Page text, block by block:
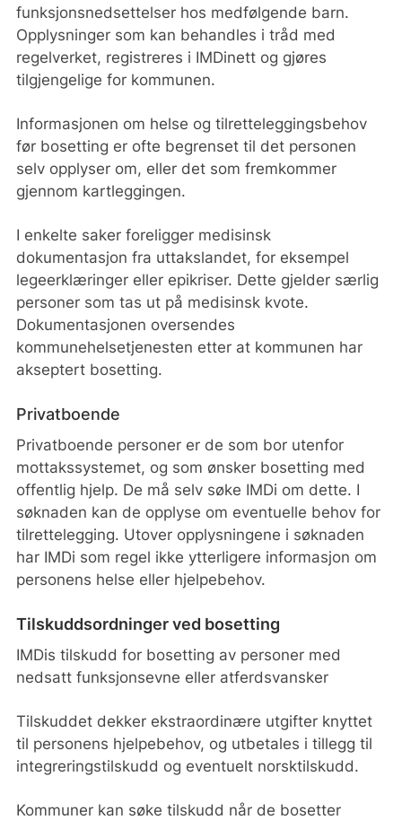
funksjonsnedsettelser hos medfølgende barn.
Opplysninger som kan behandles i tråd med
regelverket, registreres i IMDinett og gjøres
tilgjengelige for kommunen.
Informasjonen om helse og tilretteleggingsbehov
før bosetting er ofte begrenset til det personen
selv opplyser om, eller det som fremkommer
gjennom kartleggingen.
I enkelte saker foreligger medisinsk
dokumentasjon fra uttakslandet, for eksempel
legeerklæringer eller epikriser. Dette gjelder særlig
personer som tas ut på medisinsk kvote.
Dokumentasjonen oversendes
kommunehelsetjenesten etter at kommunen har
akseptert bosetting.
Privatboende
Privatboende personer er de som bor utenfor
mottakssystemet, og som ønsker bosetting med
offentlig hjelp. De må selv søke IMDi om dette. I
søknaden kan de opplyse om eventuelle behov for
tilrettelegging. Utover opplysningene i søknaden
har IMDi som regel ikke ytterligere informasjon om
personens helse eller hjelpebehov.
Tilskuddsordninger ved bosetting
IMDis tilskudd for bosetting av personer med
nedsatt funksjonsevne eller atferdsvansker
Tilskuddet dekker ekstraordinære utgifter knyttet
til personens hjelpebehov, og utbetales i tillegg til
integreringstilskudd og eventuelt norsktilskudd.
Kommuner kan søke tilskudd når de bosetter